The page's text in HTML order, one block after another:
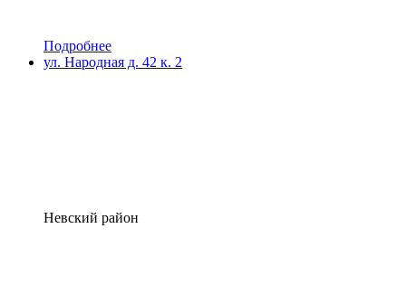
Подробнее
ул. Народная д. 42 к. 2
Невский район